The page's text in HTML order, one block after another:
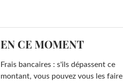
EN CE MOMENT
Frais bancaires : s'ils dépassent ce
montant, vous pouvez vous les faire